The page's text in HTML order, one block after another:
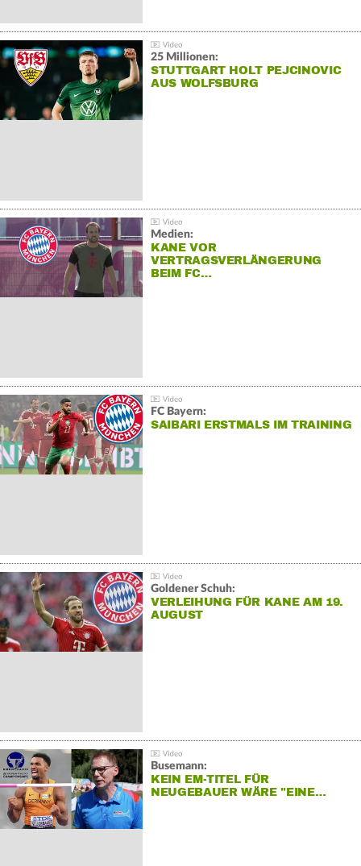
25 Millionen:
STUTTGART HOLT PEJCINOVIC
AUS WOLFSBURG
Medien:
KANE VOR
VERTRAGSVERLÄNGERUNG
BEIM FC…
FC Bayern:
SAIBARI ERSTMALS IM TRAINING
Goldener Schuh:
VERLEIHUNG FÜR KANE AM 19.
AUGUST
Busemann:
KEIN EM-TITEL FÜR
NEUGEBAUER WÄRE "EINE…